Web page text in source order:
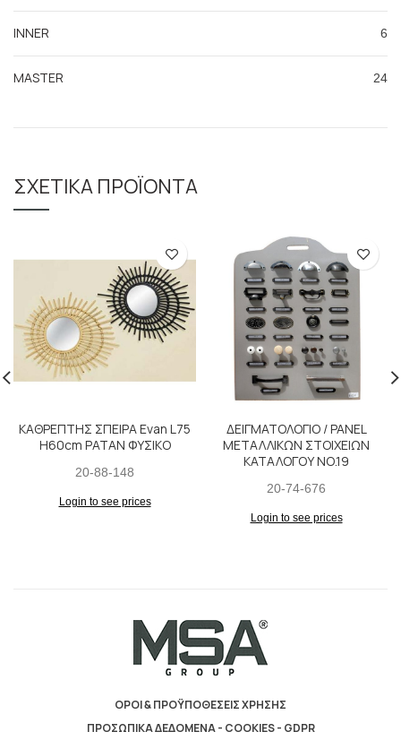
INNER 6
MASTER 24
ΣΧΕΤΙΚΆ ΠΡΟΪΌΝΤΑ
ΚΑΘΡΕΠΤΗΣ ΣΠΕΙΡΑ Evan L75
H60cm ΡΑΤΑΝ ΦΥΣΙΚΟ
20-88-148
Login to see prices
ΔΕΙΓΜΑΤΟΛΟΓΙΟ / PANEL
ΜΕΤΑΛΛΙΚΩΝ ΣΤΟΙΧΕΙΩΝ
ΚΑΤΑΛΟΓΟΥ ΝΟ.19
20-74-676
Login to see prices
ΟΡΟΙ & ΠΡΟΫΠΟΘΕΣΕΙΣ ΧΡΗΣΗΣ
ΠΡΟΣΩΠΙΚΑ ΔΕΔΟΜΕΝΑ - COOKIES - GDPR